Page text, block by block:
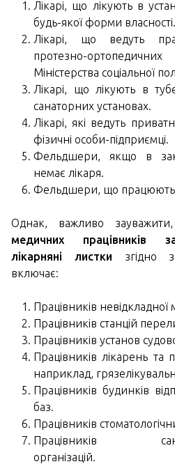
Лікарі, що лікують в
будь-якої форми власності.
Лікарі, що ведуть
протезно-
Міністерства соціальної
Лікарі, що лікують в
санаторних установах.
Лікарі, які ведуть
фізичні особи-підприємці.
Фельдшери, якщо в
немає лікаря.
Фельдшери, що працюють
Однак, важливо
медичних працівників
лікарняні листки згідно
включає:
Працівників
Працівників станцій
Працівників установ
Працівників лікарень та
наприклад,
Працівників будинків
баз.
Працівників
Працівників
організацій.